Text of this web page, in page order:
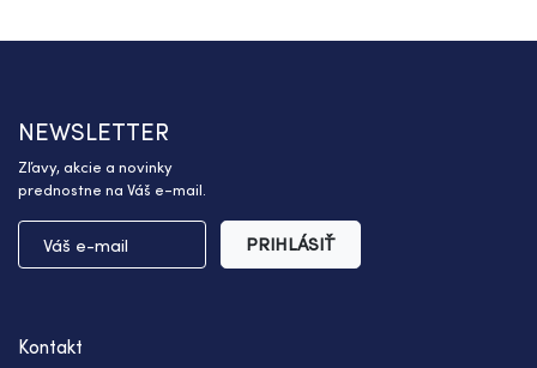
NEWSLETTER
Zľavy, akcie a novinky
prednostne na Váš e-mail.
PRIHLÁSIŤ
Kontakt